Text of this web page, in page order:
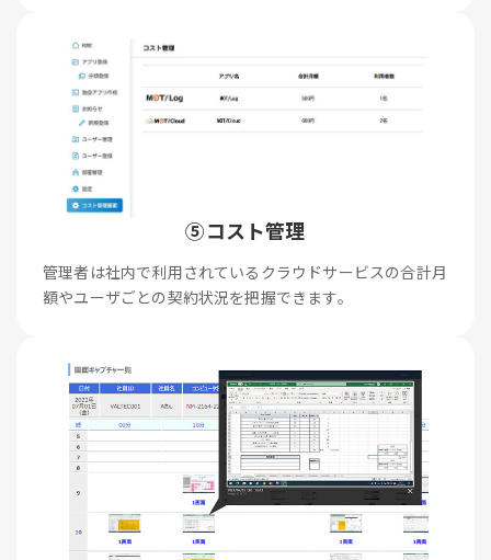
⑤コスト管理
管理者は社内で利用されているクラウドサービスの合計月
額やユーザごとの契約状況を把握できます。